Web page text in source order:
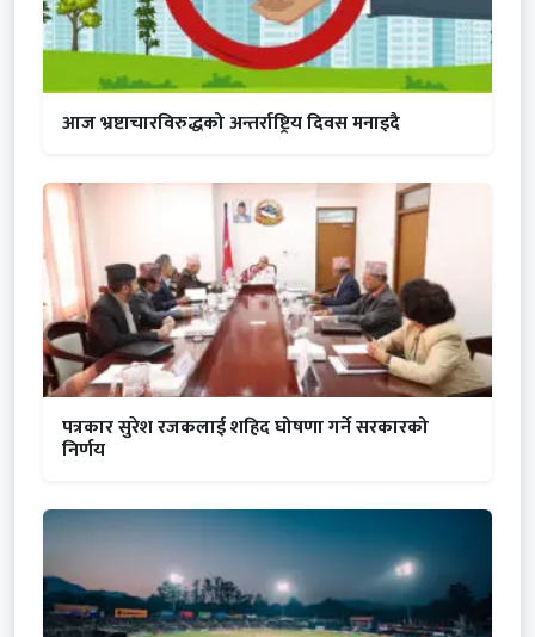
आज भ्रष्टाचारविरुद्धको अन्तर्राष्ट्रिय दिवस मनाइदै
पत्रकार सुरेश रजकलाई शहिद घोषणा गर्ने सरकारको
निर्णय